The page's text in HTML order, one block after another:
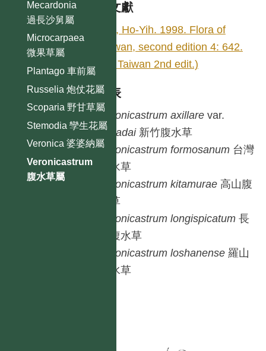
Mecardonia
過長沙舅屬
Microcarpaea
微果草屬
Plantago 車前屬
Russelia 炮仗花屬
Scoparia 野甘草屬
Stemodia 孿生花屬
Veronica 婆婆納屬
Veronicastrum
腹水草屬
參考文獻
LIU, Ho-Yih. 1998. Flora of
Taiwan, second edition 4: 642.
(Fl. Taiwan 2nd edit.)
種列表
Veronicastrum axillarevar.
simadai 新竹腹水草
Veronicastrum formosanum 台灣
腹水草
Veronicastrum kitamurae 高山腹
水草
Veronicastrum longispicatum 長
穗腹水草
Veronicastrum loshanense 羅山
腹水草